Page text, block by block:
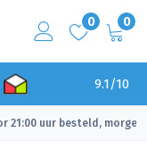
0 0
9.1/10
21:00 uur besteld, morgen